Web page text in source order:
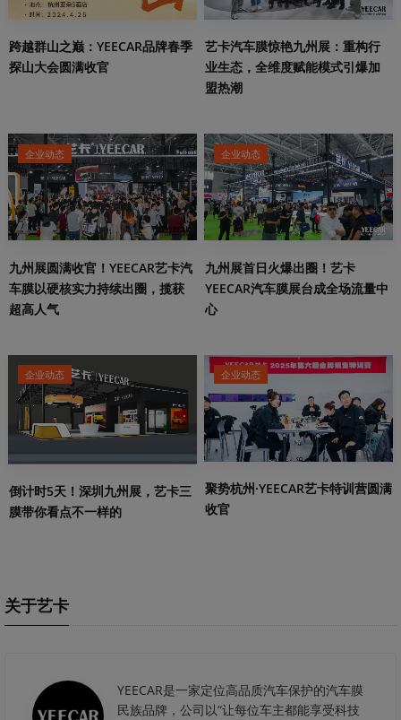
跨越群山之巅：YEECAR品牌春季
探山大会圆满收官
艺卡汽车膜惊艳九州展：重构行
业生态，全维度赋能模式引爆加
盟热潮
企业动态
九州展圆满收官！YEECAR艺卡汽
车膜以硬核实力持续出圈，揽获
超高人气
企业动态
九州展首日火爆出圈！艺卡
YEECAR汽车膜展台成全场流量中
心
企业动态
倒计时5天！深圳九州展，艺卡三
膜带你看点不一样的
企业动态
聚势杭州·YEECAR艺卡特训营圆满
收官
关于艺卡
YEECAR是一家定位高品质汽车保护的汽车膜
民族品牌，公司以“让每位车主都能享受科技